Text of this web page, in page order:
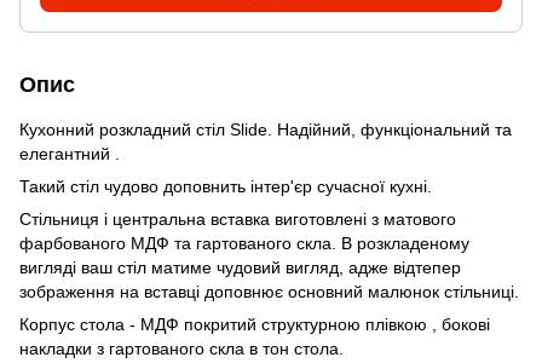
Опис
Кухонний розкладний стіл Slide. Надійний, функціональний та
елегантний .
Такий стіл чудово доповнить інтер'єр сучасної кухні.
Стільниця і центральна вставка виготовлені з матового
фарбованого МДФ та гартованого скла. В розкладеному
вигляді ваш стіл матиме чудовий вигляд, адже відтепер
зображення на вставці доповнює основний малюнок стільниці.
Корпус стола - МДФ покритий структурною плівкою , бокові
накладки з гартованого скла в тон стола.